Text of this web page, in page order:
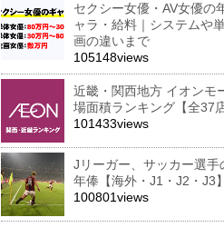
セクシー女優・AV女優の
ャラ・給料｜システムや
画の違いまで
105148views
近畿・関西地方 イオンモ
場面積ランキング【全37店
101433views
Jリーガー、サッカー選手
年俸【海外・J1・J2・J3】
100801views